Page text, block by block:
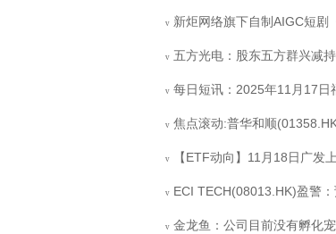
v 新炬网络旗下自制AIGC短剧
v 五方光电：股东五方群兴减
v 每日短讯：2025年11月17日
v 焦点滚动:普华和顺
v 【ETF动向】11月18日广发
v ECI TECH(08013.HK)盈警
v 金龙鱼：公司目前没有孵化